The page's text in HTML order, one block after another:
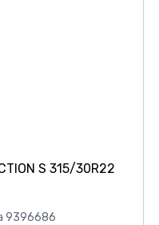
S 315/30R22
9396686